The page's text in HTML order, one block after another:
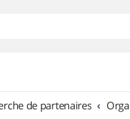
de partenaires